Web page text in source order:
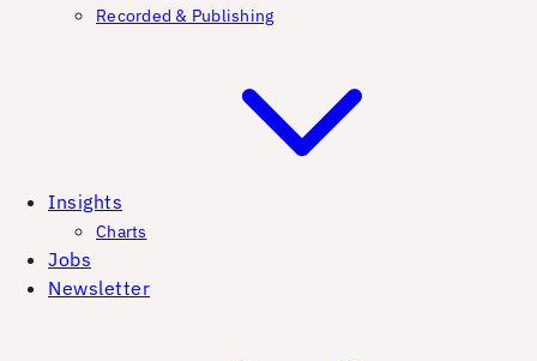
Recorded & Publishing
Insights
Charts
Jobs
Newsletter